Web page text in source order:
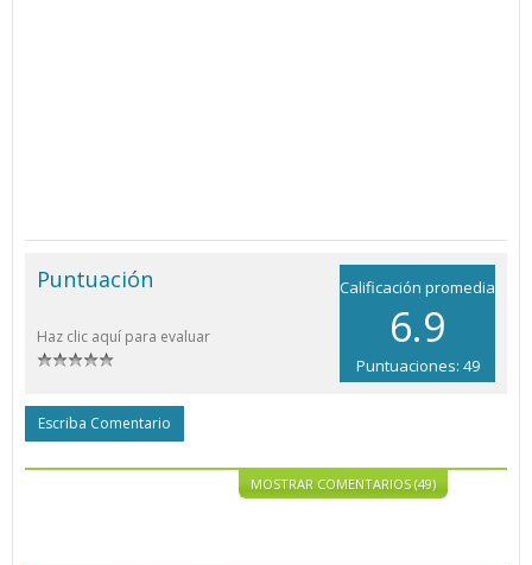
Calificación promedia
6.9
Puntuaciones: 49
Puntuación
Haz clic aquí para evaluar
Escriba Comentario
MOSTRAR COMENTARIOS (49)